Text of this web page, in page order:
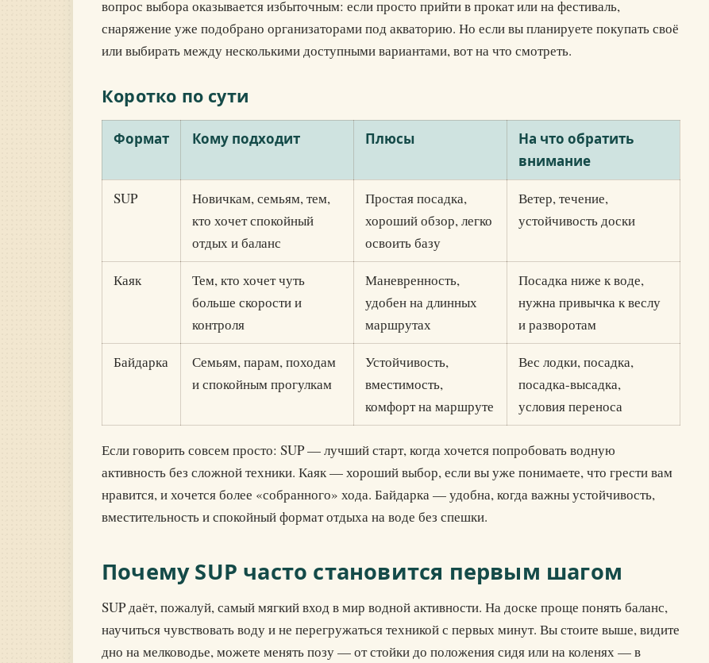
вопрос выбора оказывается избыточным: если просто прийти в прокат или на фестиваль,
снаряжение уже подобрано организаторами под акваторию. Но если вы планируете покупать своё
или выбирать между несколькими доступными вариантами, вот на что смотреть.
Коротко по сути
Формат Кому подходит Плюсы
На что обратить
внимание
SUP
Новичкам, семьям, тем,
кто хочет спокойный
отдых и баланс
Простая посадка,
хороший обзор, легко
освоить базу
Ветер, течение,
устойчивость доски
Каяк
Тем, кто хочет чуть
больше скорости и
контроля
Маневренность,
удобен на длинных
маршрутах
Посадка ниже к воде,
нужна привычка к веслу
и разворотам
Байдарка
Семьям, парам, походам
и спокойным прогулкам
Устойчивость,
вместимость,
комфорт на маршруте
Вес лодки, посадка,
посадка-высадка,
условия переноса
Если говорить совсем просто: SUP — лучший старт, когда хочется попробовать водную
активность без сложной техники. Каяк — хороший выбор, если вы уже понимаете, что грести вам
нравится, и хочется более «собранного» хода. Байдарка — удобна, когда важны устойчивость,
вместительность и спокойный формат отдыха на воде без спешки.
Почему SUP часто становится первым шагом
SUP даёт, пожалуй, самый мягкий вход в мир водной активности. На доске проще понять баланс,
научиться чувствовать воду и не перегружаться техникой с первых минут. Вы стоите выше, видите
дно на мелководье, можете менять позу — от стойки до положения сидя или на коленях — в